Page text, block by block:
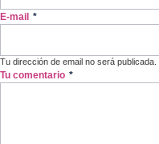
E-mail *
Tu dirección de email no será publicada.
Tu comentario *